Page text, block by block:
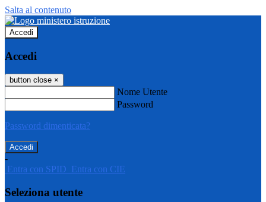
Salta al contenuto
Accedi
Accedi
button close ×
Nome Utente
Password
Password dimenticata?
-
Entra con SPID Entra con CIE
Seleziona utente